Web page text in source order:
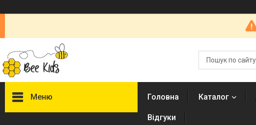
Меню Головна Каталог
Відгуки